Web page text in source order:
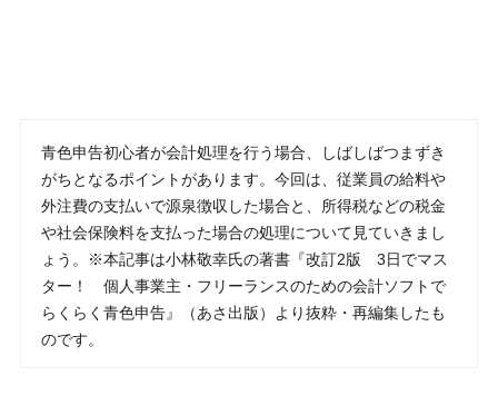
青色申告初心者が会計処理を行う場合、しばしばつまずき
がちとなるポイントがあります。今回は、従業員の給料や
外注費の支払いで源泉徴収した場合と、所得税などの税金
や社会保険料を支払った場合の処理について見ていきまし
ょう。※本記事は小林敬幸氏の著書『改訂2版 3日でマス
ター！ 個人事業主・フリーランスのための会計ソフトで
らくらく青色申告』（あさ出版）より抜粋・再編集したも
のです。